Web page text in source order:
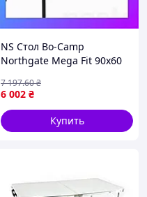
NS Стол Bo-Camp
Northgate Mega Fit 90x60
Nes22/Q
6 002 ₴
7 197.60₴
Купить